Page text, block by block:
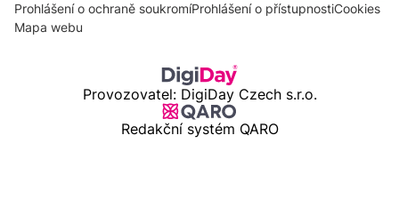
Prohlášení o ochraně soukromíProhlášení o přístupnostiCookies
Mapa webu
Provozovatel: DigiDay Czech s.r.o.
Redakční systém QARO